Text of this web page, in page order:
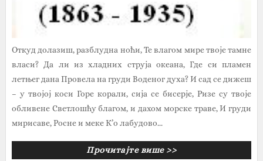
Откуд долазиш, разблудна ноћи, Те влагом мире твоје тамне
власи? Да ли из хладних струја океана, Где си пламен
летњег дана Провела на груди Воденог духа? И сад се дижеш
– у твојој коси Горе корали, сија се бисерје, Ризе су твоје
обливене Светлошћу благом, и дахом морске траве, И груди
мирисаве, Росне и меке К’о лабудово...
Прочитајте више >>